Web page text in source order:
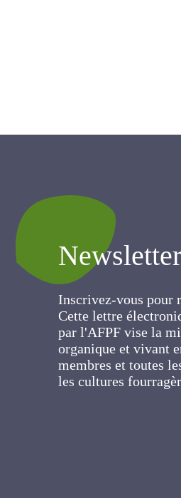
Inscrivez-vous pour
Cette lettre
gratuitement par
d'un lien organique
l'Association, ses
personnes
fourragères et les